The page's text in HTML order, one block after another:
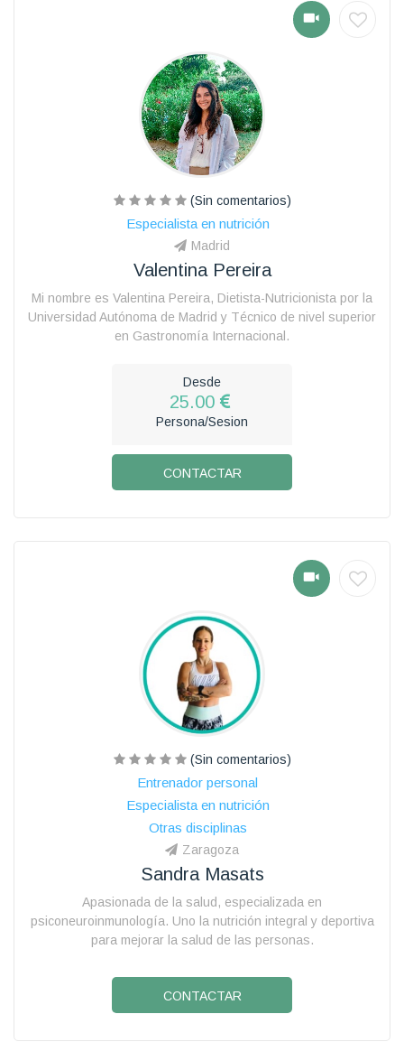
(Sin comentarios)
Especialista en nutrición
Madrid
Valentina Pereira
Mi nombre es Valentina Pereira, Dietista-Nutricionista por la
Universidad Autónoma de Madrid y Técnico de nivel superior
en Gastronomía Internacional.
Desde
25.00
Persona/Sesion
CONTACTAR
(Sin comentarios)
Entrenador personal
Especialista en nutrición
Otras disciplinas
Zaragoza
Sandra Masats
Apasionada de la salud, especializada en
psiconeuroinmunología. Uno la nutrición integral y deportiva
para mejorar la salud de las personas.
CONTACTAR